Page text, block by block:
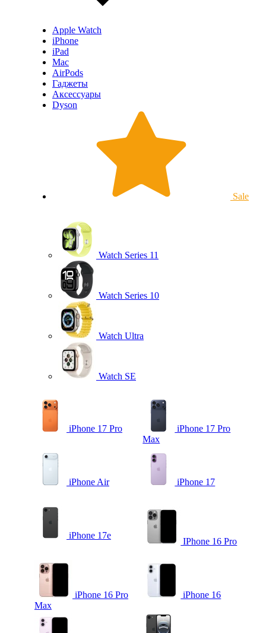
Apple Watch
iPhone
iPad
Mac
AirPods
Гаджеты
Аксессуары
Dyson
Sale
Watch Series 11
Watch Series 10
Watch Ultra
Watch SE
iPhone 17 Pro
iPhone 17 Pro
Max
iPhone Air iPhone 17
iPhone 17e
IPhone 16 Pro
iPhone 16 Pro
Max
iPhone 16